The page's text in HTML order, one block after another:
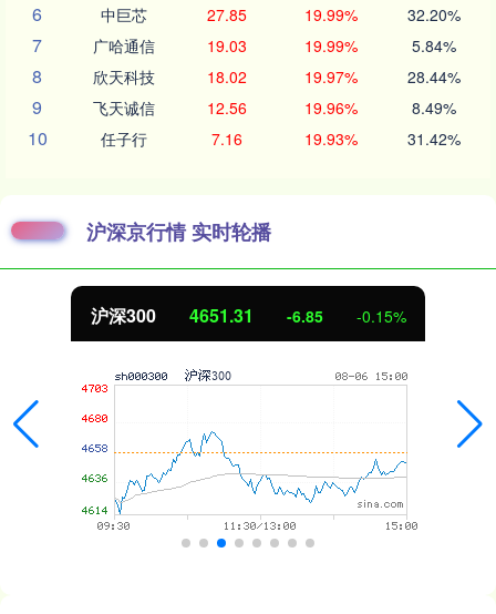
6 中巨芯 27.85 19.99% 32.20%
7 广哈通信 19.03 19.99% 5.84%
8 欣天科技 18.02 19.97% 28.44%
9 飞天诚信 12.56 19.96% 8.49%
10 任子行 7.16 19.93% 31.42%
沪深京行情 实时轮播
沪深300 4651.31 -6.85 -0.15%